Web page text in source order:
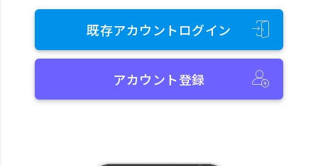
既存アカウントログイン
アカウント登録